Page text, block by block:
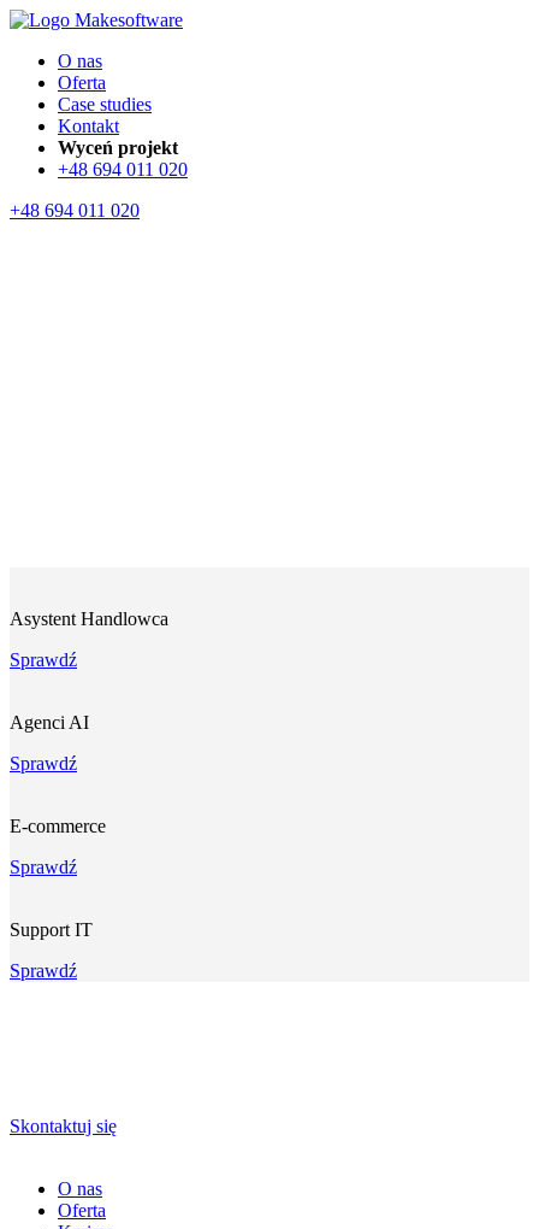
O nas
Oferta
Case studies
Kontakt
Wyceń projekt
+48 694 011 020
+48 694 011 020
Asystent Handlowca
Sprawdź
Agenci AI
Sprawdź
E-commerce
Sprawdź
Support IT
Sprawdź
Skontaktuj się
O nas
Oferta